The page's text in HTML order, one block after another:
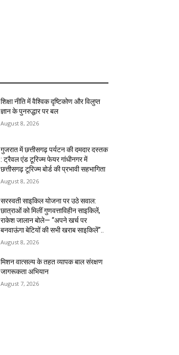
शिक्षा नीति में वैश्विक दृष्टिकोण और विलुप्त
ज्ञान के पुनरुद्धार पर बल
August 8, 2026
गुजरात में छत्तीसगढ़ पर्यटन की दमदार दस्तक
: ट्रैवल एंड टूरिज्म फेयर गांधीनगर में
छत्तीसगढ़ टूरिज्म बोर्ड की प्रभावी सहभागिता
August 8, 2026
सरस्वती साइकिल योजना पर उठे सवाल:
छात्राओं को मिलीं गुणवत्ताविहीन साइकिलें,
राकेश जालान बोले— “अपने खर्च पर
बनवाऊंगा बेटियों की सभी खराब साइकिलें”..
August 8, 2026
मिशन वात्सल्य के तहत व्यापक बाल संरक्षण
जागरूकता अभियान
August 7, 2026